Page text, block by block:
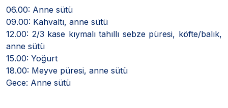
06.00: Anne sütü
09.00: Kahvaltı, anne sütü
12.00: 2/3 kase kıymalı tahıllı sebze püresi, köfte/balık,
anne sütü
15.00: Yoğurt
18.00: Meyve püresi, anne sütü
Gece: Anne sütü